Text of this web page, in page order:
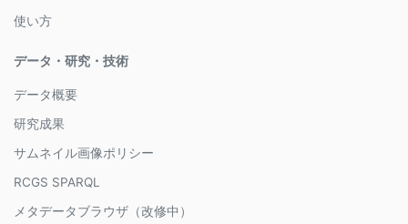
使い方
データ・研究・技術
データ概要
研究成果
サムネイル画像ポリシー
RCGS SPARQL
メタデータブラウザ（改修中）